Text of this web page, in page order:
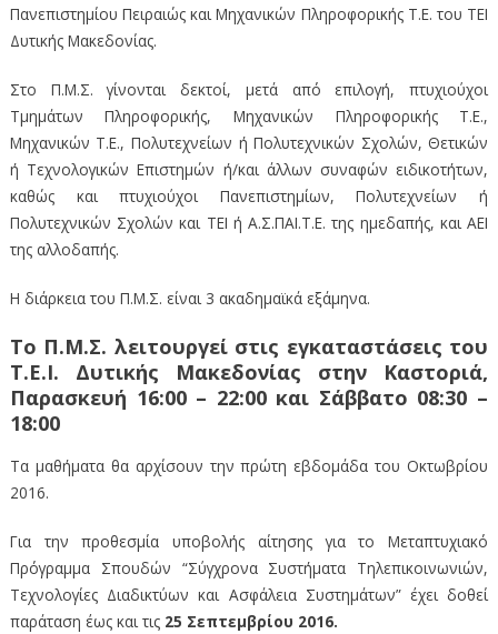
Πανεπιστημίου Πειραιώς και Μηχανικών Πληροφορικής Τ.Ε. του ΤΕΙ
Δυτικής Μακεδονίας.
Στο Π.Μ.Σ. γίνονται δεκτοί, μετά από επιλογή, πτυχιούχοι
Τμημάτων Πληροφορικής, Μηχανικών Πληροφορικής Τ.Ε.,
Μηχανικών Τ.Ε., Πολυτεχνείων ή Πολυτεχνικών Σχολών, Θετικών
ή Τεχνολογικών Επιστημών ή/και άλλων συναφών ειδικοτήτων,
καθώς και πτυχιούχοι Πανεπιστημίων, Πολυτεχνείων ή
Πολυτεχνικών Σχολών και ΤΕΙ ή Α.Σ.ΠΑΙ.Τ.Ε. της ημεδαπής, και ΑΕΙ
της αλλοδαπής.
Η διάρκεια του Π.Μ.Σ. είναι 3 ακαδημαϊκά εξάμηνα.
Το Π.Μ.Σ. λειτουργεί στις εγκαταστάσεις του
Τ.Ε.Ι. Δυτικής Μακεδονίας στην Καστοριά,
Παρασκευή 16:00 – 22:00 και Σάββατο 08:30 –
18:00
Τα μαθήματα θα αρχίσουν την πρώτη εβδομάδα του Οκτωβρίου
2016.
Για την προθεσμία υποβολής αίτησης για το Μεταπτυχιακό
Πρόγραμμα Σπουδών “Σύγχρονα Συστήματα Τηλεπικοινωνιών,
Τεχνολογίες Διαδικτύων και Ασφάλεια Συστημάτων” έχει δοθεί
παράταση έως και τις 25 Σεπτεμβρίου 2016.